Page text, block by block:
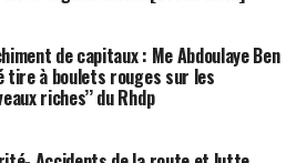
de capitaux : Me Abdoulaye Ben
tire à boulets rouges sur les
riches’’ du Rhdp